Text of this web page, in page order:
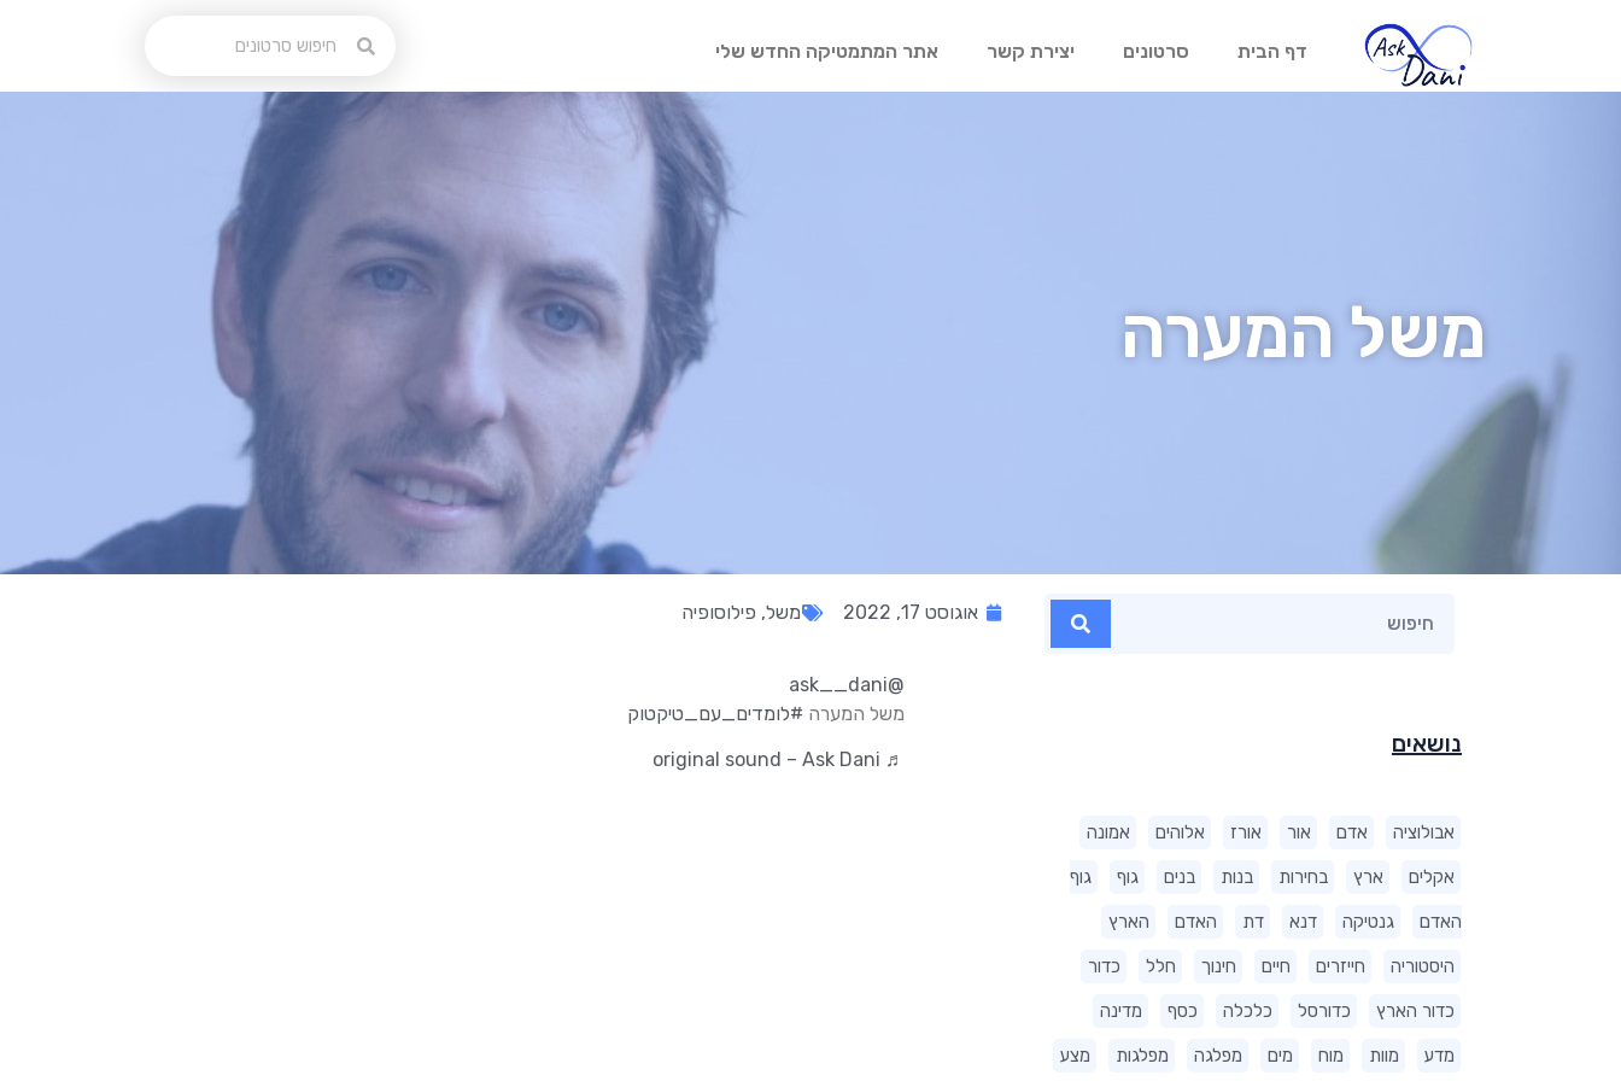
דף הבית סרטונים יצירת קשר אתר המתמטיקה החדש שלי
משל המערה
נושאים
אבולוציה אדם אור אורז אלוהים אמונה
אקלים ארץ בחירות בנות בנים גוף גוף
האדם גנטיקה דנא דת האדם הארץ
היסטוריה חייזרים חיים חינוך חלל כדור
כדור הארץ כדורסל כלכלה כסף מדינה
מדע מוות מוח מים מפלגה מפלגות מצע
אוגוסט 17, 2022 משל, פילוסופיה
@ask__dani
משל המערה #לומדים_עם_טיקטוק
♬ original sound – Ask Dani